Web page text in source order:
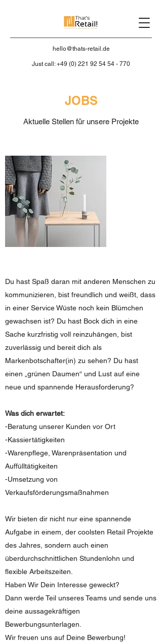
hello@thats-retail.de
Just call:+49 (0) 221 92 54 54 - 770
JOBS
Aktuelle Stellen für unsere Projekte
Du hast Spaß daran mit anderen Menschen zu
kommunizieren, bist freundlich und weißt, dass
in einer Service Wüste noch kein Blümchen
gewachsen ist? Du hast Bock dich in eine
Sache kurzfristig voll reinzuhängen, bist
zuverlässig und bereit dich als
Markenbotschafter(in) zu sehen? Du hast
einen „grünen Daumen“ und Lust auf eine
neue und spannende Herausforderung?
Was dich erwartet:
-Beratung unserer Kunden vor Ort
-Kassiertätigkeiten
-Warenpflege, Warenpräsentation und
Auffülltätigkeiten
-Umsetzung von
Verkaufsförderungsmaßnahmen
Wir bieten dir nicht nur eine spannende
Aufgabe in einem, der coolsten Retail Projekte
des Jahres, sondern auch einen
überdurchschnittlichen Stundenlohn und
flexible Arbeitszeiten.
Haben Wir Dein Interesse geweckt?
Dann werde Teil unseres Teams und sende uns
deine aussagekräftigen
Bewerbungsunterlagen.
Wir freuen uns auf Deine Bewerbung!